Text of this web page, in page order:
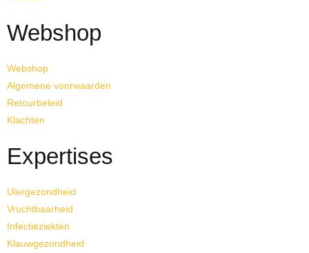
Webshop
Webshop
Algemene voorwaarden
Retourbeleid
Klachten
Expertises
Uiergezondheid
Vruchtbaarheid
Infectieziekten
Klauwgezondheid